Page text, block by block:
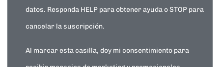
datos. Responda HELP para obtener ayuda o STOP para
cancelar la suscripción.
Al marcar esta casilla, doy mi consentimiento para